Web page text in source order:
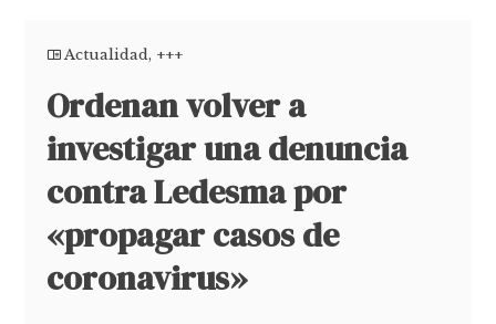
Actualidad, +++
Ordenan volver a
investigar una denuncia
contra Ledesma por
«propagar casos de
coronavirus»